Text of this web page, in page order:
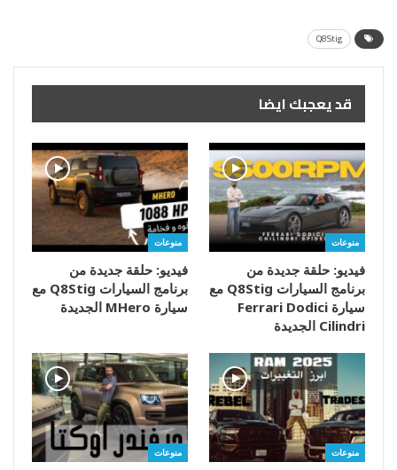
Q8Stig
قد يعجبك ايضا
منوعات
فيديو: حلقة جديدة من
برنامج السيارات Q8Stig مع
سيارة Ferrari Dodici
Cilindri الجديدة
منوعات
فيديو: حلقة جديدة من
برنامج السيارات Q8Stig مع
سيارة MHero الجديدة
منوعات منوعات